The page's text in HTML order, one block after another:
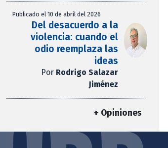
Publicado el 10 de abril del 2026
Del desacuerdo a la
violencia: cuando el
odio reemplaza las
ideas
Por Rodrigo Salazar
Jiménez
+ Opiniones